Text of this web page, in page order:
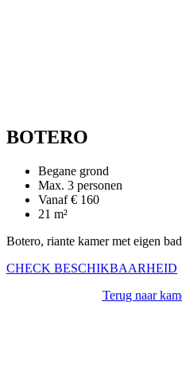
BOTERO
Begane grond
Max. 3 personen
Vanaf € 160
21 m²
Botero, riante kamer met eigen
CHECK BESCHIKBAARHEID
Terug naar